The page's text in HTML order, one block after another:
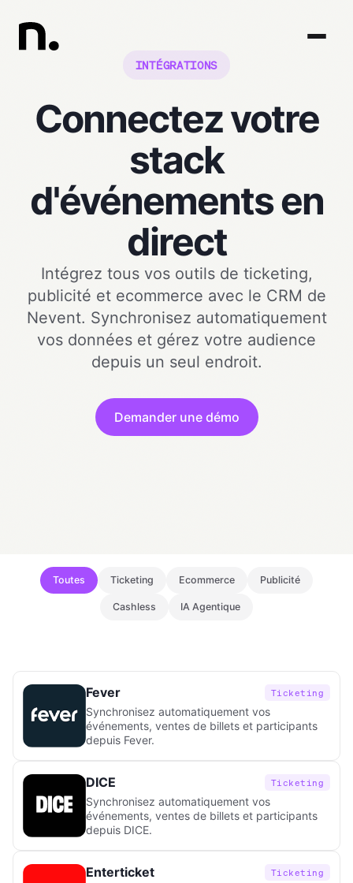
INTÉGRATIONS
Connectez votre
stack
d'événements en
direct
Intégrez tous vos outils de ticketing,
publicité et ecommerce avec le CRM de
Nevent. Synchronisez automatiquement
vos données et gérez votre audience
depuis un seul endroit.
Demander une démo
Toutes Ticketing Ecommerce Publicité
Cashless IA Agentique
Fever Ticketing
Synchronisez automatiquement vos
événements, ventes de billets et participants
depuis Fever.
DICE Ticketing
Synchronisez automatiquement vos
événements, ventes de billets et participants
depuis DICE.
Enterticket Ticketing